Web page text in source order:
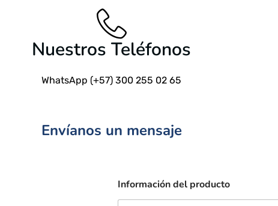
Nuestros Teléfonos
WhatsApp (+57) 300 255 02 65
Envíanos un mensaje
Información del producto